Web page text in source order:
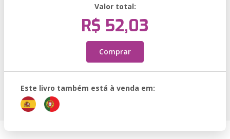
Valor total:
R$ 52,03
Comprar
Este livro também está à venda em: